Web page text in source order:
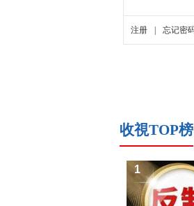
收視TOP榜
1